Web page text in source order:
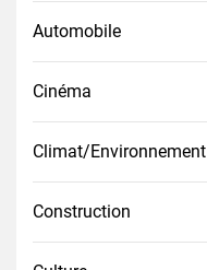
Automobile
Cinéma
Climat/Environnement
Construction